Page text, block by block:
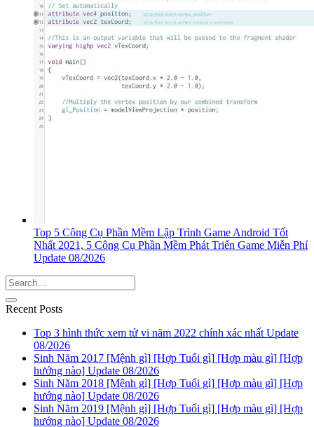
Top 5 Công Cụ Phần Mềm Lập Trình Game Android Tốt
Nhất 2021, 5 Công Cụ Phần Mềm Phát Triển Game Miễn Phí
Update 08/2026
Recent Posts
Top 3 hình thức xem tử vi năm 2022 chính xác nhất Update
08/2026
Sinh Năm 2017 [Mệnh gì] [Hợp Tuổi gì] [Hợp màu gì] [Hợp
hướng nào] Update 08/2026
Sinh Năm 2018 [Mệnh gì] [Hợp Tuổi gì] [Hợp màu gì] [Hợp
hướng nào] Update 08/2026
Sinh Năm 2019 [Mệnh gì] [Hợp Tuổi gì] [Hợp màu gì] [Hợp
hướng nào] Update 08/2026